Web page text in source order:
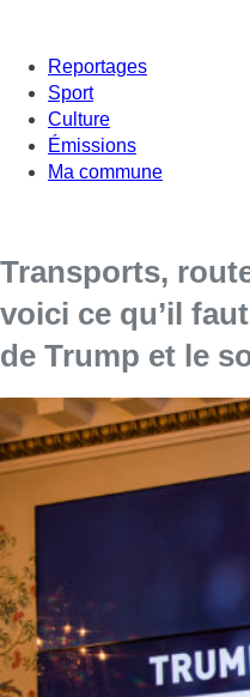
Reportages
Sport
Culture
Émissions
Ma commune
Transports,
voici ce qu’il
de Trump et le